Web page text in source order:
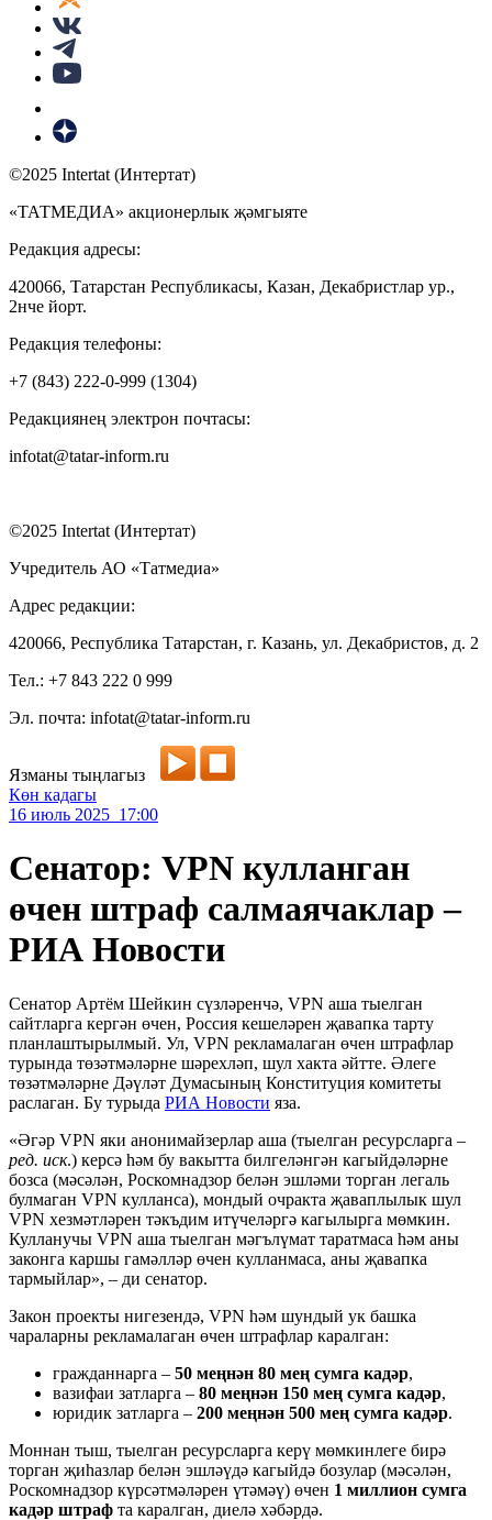
©2025 Intertat (Интертат)
«ТАТМЕДИА» акционерлык җәмгыяте
Редакция адресы:
420066, Татарстан Республикасы, Казан, Декабристлар ур.,
2нче йорт.
Редакция телефоны:
+7 (843) 222-0-999 (1304)
Редакциянең электрон почтасы:
infotat@tatar-inform.ru
©2025 Intertat (Интертат)
Учредитель АО «Татмедиа»
Адрес редакции:
420066, Республика Татарстан, г. Казань, ул. Декабристов, д. 2
Тел.: +7 843 222 0 999
Эл. почта: infotat@tatar-inform.ru
Язманы тыңлагыз
Көн кадагы
16 июль 2025 17:00
Сенатор: VPN кулланган
өчен штраф салмаячаклар –
РИА Новости
Сенатор Артём Шейкин сүзләренчә, VPN аша тыелган
сайтларга кергән өчен, Россия кешеләрен җавапка тарту
планлаштырылмый. Ул, VPN рекламалаган өчен штрафлар
турында төзәтмәләрне шәрехләп, шул хакта әйтте. Әлеге
төзәтмәләрне Дәүләт Думасының Конституция комитеты
раслаган. Бу турыда РИА Новости яза.
«Әгәр VPN яки анонимайзерлар аша (тыелган ресурсларга –
ред. иск.) керсә һәм бу вакытта билгеләнгән кагыйдәләрне
бозса (мәсәлән, Роскомнадзор белән эшләми торган легаль
булмаган VPN кулланса), мондый очракта җаваплылык шул
VPN хезмәтләрен тәкъдим итүчеләргә кагылырга мөмкин.
Кулланучы VPN аша тыелган мәгълүмат таратмаса һәм аны
законга каршы гамәлләр өчен кулланмаса, аны җавапка
тармыйлар», – ди сенатор.
Закон проекты нигезендә, VPN һәм шундый ук башка
чараларны рекламалаган өчен штрафлар каралган:
гражданнарга – 50 меңнән 80 мең сумга кадәр,
вазифаи затларга – 80 меңнән 150 мең сумга кадәр,
юридик затларга – 200 меңнән 500 мең сумга кадәр.
Моннан тыш, тыелган ресурсларга керү мөмкинлеге бирә
торган җиһазлар белән эшләүдә кагыйдә бозулар (мәсәлән,
Роскомнадзор күрсәтмәләрен үтәмәү) өчен 1 миллион сумга
кадәр штраф та каралган, диелә хәбәрдә.